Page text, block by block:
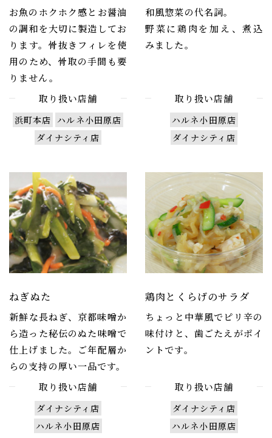
お魚のホクホク感とお醤油
の調和を大切に製造してお
ります。骨抜きフィレを使
用のため、骨取の手間も要
りません。
取り扱い店舗
浜町本店 ハルネ小田原店
ダイナシティ店
和風惣菜の代名詞。
野菜に鶏肉を加え、煮込
みました。
取り扱い店舗
ハルネ小田原店
ダイナシティ店
ねぎぬた
新鮮な長ねぎ、京都味噌か
ら造った秘伝のぬた味噌で
仕上げました。ご年配層か
らの支持の厚い一品です。
取り扱い店舗
ダイナシティ店
ハルネ小田原店
鶏肉とくらげのサラダ
ちょっと中華風でピリ辛の
味付けと、歯ごたえがポイ
ントです。
取り扱い店舗
ダイナシティ店
ハルネ小田原店